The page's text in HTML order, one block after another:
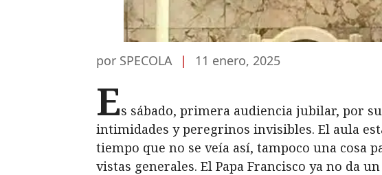
por SPECOLA | 11 enero, 2025
Es sábado, primera audiencia jubilar, por
intimidades y peregrinos invisibles. El aula
tiempo que no se veía así, tampoco una cosa
vistas generales. El Papa Francisco ya no da